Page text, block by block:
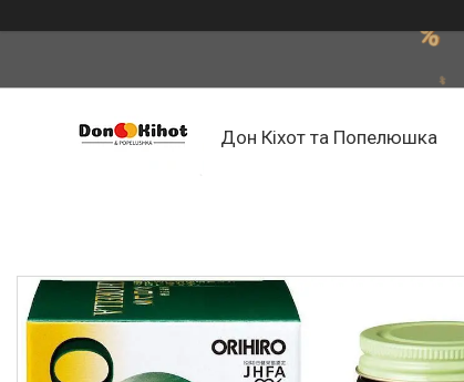
Дон Кіхот та Попелюшка